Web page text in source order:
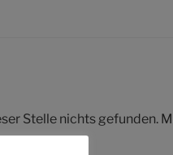
Stelle nichts gefunden.